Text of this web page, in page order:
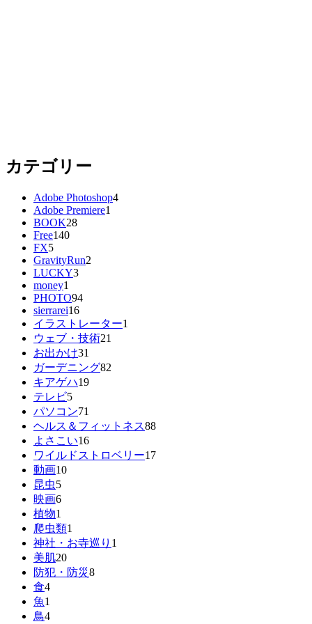
カテゴリー
Adobe Photoshop4
Adobe Premiere1
BOOK28
Free140
FX5
GravityRun2
LUCKY3
money1
PHOTO94
sierrarei16
イラストレーター1
ウェブ・技術21
お出かけ31
ガーデニング82
キアゲハ19
テレビ5
パソコン71
ヘルス＆フィットネス88
よさこい16
ワイルドストロベリー17
動画10
昆虫5
映画6
植物1
爬虫類1
神社・お寺巡り 1
美肌20
防犯・防災8
食4
魚1
鳥4